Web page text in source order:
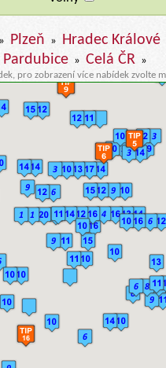
» Plzeň » Hradec Králové
Pardubice » Celá ČR »
pro zobrazení více nabídek zvolte